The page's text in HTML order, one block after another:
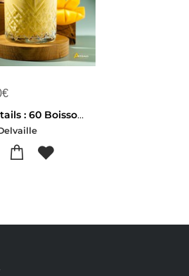
€
Mocktails : 60 Boissons Indispensables Sans Alcool